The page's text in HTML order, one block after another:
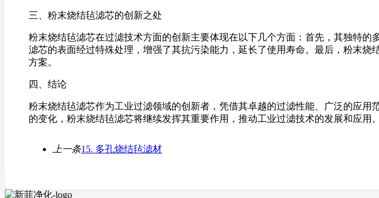
三、粉末烧结毡滤芯的创新之处
粉末烧结毡滤芯在过滤技术方面的创新主要体现在以下几个方面：首先，其独特
滤芯的表面经过特殊处理，增强了其抗污染能力，延长了使用寿命。最后，粉末
方案。
四、结论
粉末烧结毡滤芯作为工业过滤领域的创新者，凭借其卓越的过滤性能、广泛的应
的变化，粉末烧结毡滤芯将继续发挥其重要作用，推动工业过滤技术的发展和应
上一条15. 多孔烧结毡滤材